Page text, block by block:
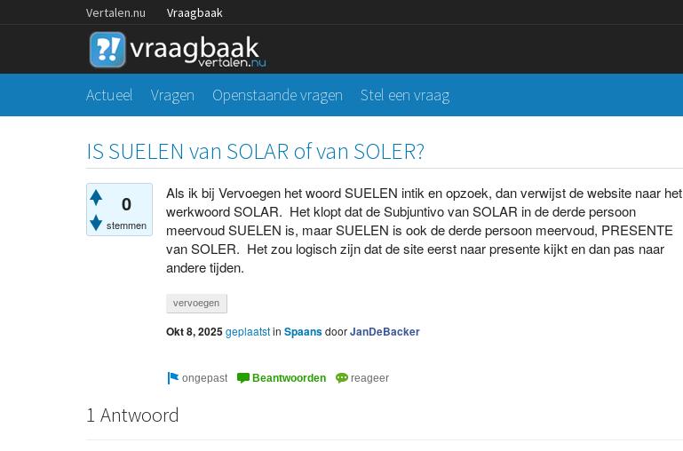
Vertalen.nu Vraagbaak
Actueel Vragen Openstaande vragen Stel een vraag
IS SUELEN van SOLAR of van SOLER?
0
stemmen
Als ik bij Vervoegen het woord SUELEN intik en opzoek, dan verwijst de website naar het
werkwoord SOLAR. Het klopt dat de Subjuntivo van SOLAR in de derde persoon
meervoud SUELEN is, maar SUELEN is ook de derde persoon meervoud, PRESENTE
van SOLER. Het zou logisch zijn dat de site eerst naar presente kijkt en dan pas naar
andere tijden.
vervoegen
Okt 8, 2025geplaatstin SpaansdoorJanDeBacker
1 Antwoord